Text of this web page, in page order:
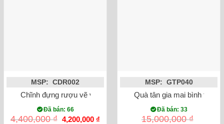
MSP: CDR002
Chĩnh đựng rượu vẽ văn vương
Đã bán: 66
4,400,000₫ Giá
4,200,000 ₫
MSP: GTP040
Quà tân gia mai bình tích
Đã bán: 33
15,000,000₫